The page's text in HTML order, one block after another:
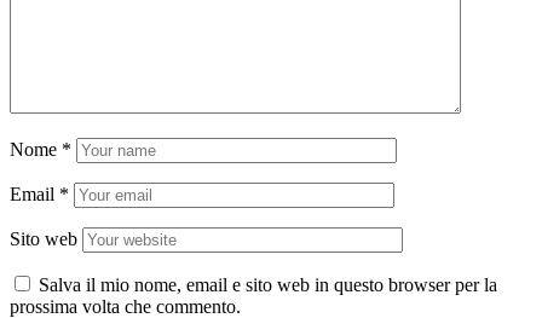
Nome *
Email *
Sito web
Salva il mio nome, email e sito web in questo browser per la
prossima volta che commento.